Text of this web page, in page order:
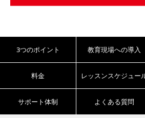
3つのポイント 教育現場への導入
料金 レッスンスケジュー
サポート体制 よくある質問